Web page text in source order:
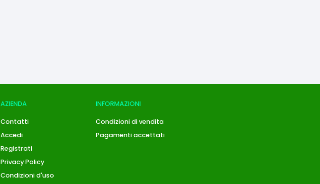
AZIENDA
Contatti
Accedi
Registrati
Privacy Policy
Condizioni d'uso
INFORMAZIONI
Condizioni di vendita
Pagamenti accettati